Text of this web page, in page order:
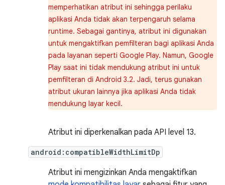
memperhatikan atribut ini sehingga perilaku
aplikasi Anda tidak akan terpengaruh selama
runtime. Sebagai gantinya, atribut ini digunakan
untuk mengaktifkan pemfilteran bagi aplikasi Anda
pada layanan seperti Google Play. Namun, Google
Play saat ini tidak mendukung atribut ini untuk
pemfilteran di Android 3.2. Jadi, terus gunakan
atribut ukuran lainnya jika aplikasi Anda tidak
mendukung layar kecil.
Atribut ini diperkenalkan pada API level 13.
android:compatibleWidthLimitDp
Atribut ini mengizinkan Anda mengaktifkan